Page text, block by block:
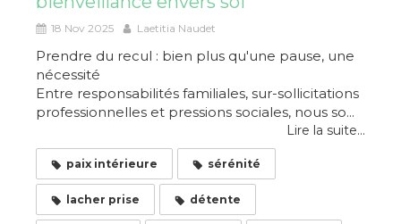
18 Nov 2025 Laetitia Naudet
Prendre du recul : bien plus qu'une pause, une
nécessité
Entre responsabilités familiales, sur-sollicitations
professionnelles et pressions sociales, nous so...
Lire la suite...
paix intérieure sérénité
lacher prise détente